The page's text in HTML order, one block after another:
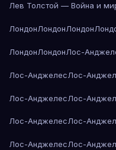
Лев Толстой — Война и
ЛондонЛондонЛондон
ЛондонЛондонЛос-
Лос-АнджелесЛос-
Лос-АнджелесЛос-
Лос-АнджелесЛос-
Лос-АнджелесЛос-